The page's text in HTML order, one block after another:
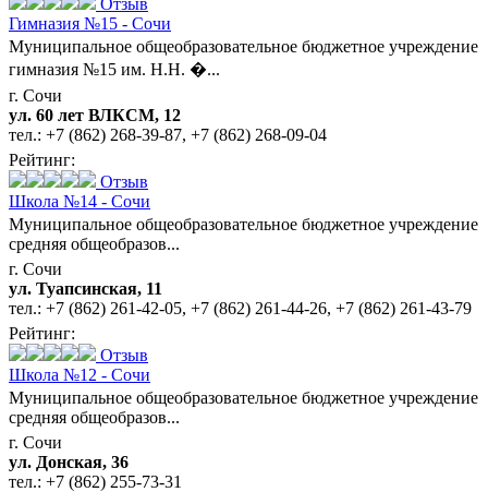
Гимназия №15 - Сочи
Муниципальное общеобразовательное бюджетное учреждение
гимназия №15 им. Н.Н. �...
г. Сочи
ул. 60 лет ВЛКСМ, 12
тел.: +7 (862) 268-39-87, +7 (862) 268-09-04
Рейтинг:
Отзыв
Школа №14 - Сочи
Муниципальное общеобразовательное бюджетное учреждение
средняя общеобразов...
г. Сочи
ул. Туапсинская, 11
тел.: +7 (862) 261-42-05, +7 (862) 261-44-26, +7 (862) 261-43-79
Рейтинг:
Отзыв
Школа №12 - Сочи
Муниципальное общеобразовательное бюджетное учреждение
средняя общеобразов...
г. Сочи
ул. Донская, 36
тел.: +7 (862) 255-73-31